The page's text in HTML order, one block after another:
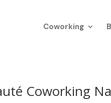
Coworking
Coworking